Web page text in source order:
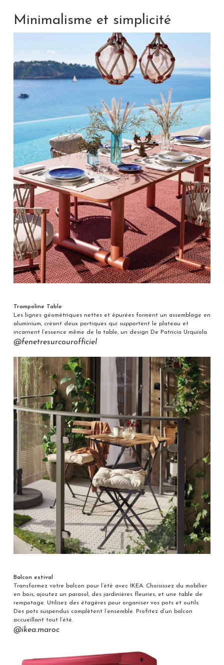
Minimalisme et simplicité
Trampoline Table
Les lignes géométriques nettes et épurées forment un assemblage en
aluminium, créant deux portiques qui supportent le plateau et
incarnent l’essence même de la table, un design De Patricia Urquiola.
@fenetresurcourofficiel
Balcon estival
Transformez votre balcon pour l’été avec IKEA. Choisissez du mobilier
en bois, ajoutez un parasol, des jardinières fleuries, et une table de
rempotage. Utilisez des étagères pour organiser vos pots et outils.
Des pots suspendus complètent l’ensemble. Profitez d’un balcon
accueillant tout l’été.
@ikea.maroc